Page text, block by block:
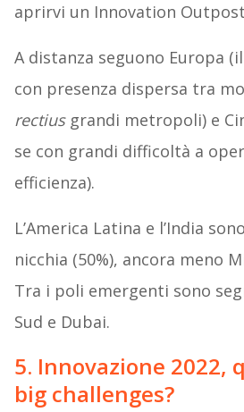
aprirvi un Innovation
A distanza seguono Europa
con presenza dispersa tra
rectiusgrandi metropoli) e
se con grandi difficoltà a
efficienza).
L’America Latina e l’India
nicchia (50%), ancora meno
Tra i poli emergenti sono
Sud e Dubai.
5. Innovazione 2022,
big challenges?